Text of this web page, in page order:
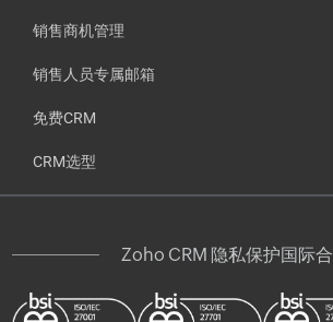
销售商机管理
销售人员专属邮箱
免费CRM
CRM选型
Zoho CRM 隐私保护国际